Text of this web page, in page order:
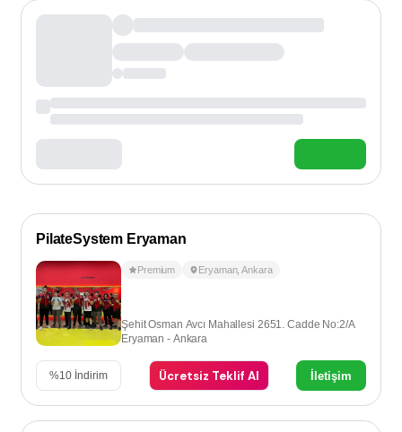
PilateSystem Eryaman
Premium Eryaman,Ankara
Şehit Osman Avcı Mahallesi 2651. Cadde No:2/A
Eryaman - Ankara
%10 İndirim Ücretsiz Teklif Al İletişim